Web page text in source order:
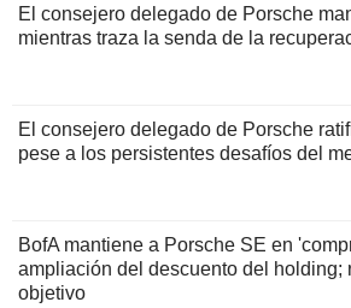
El consejero delegado de Porsche
mientras traza la senda de la
El consejero delegado de Porsche
pese a los persistentes desafíos del
BofA mantiene a Porsche SE en
ampliación del descuento del holding;
objetivo